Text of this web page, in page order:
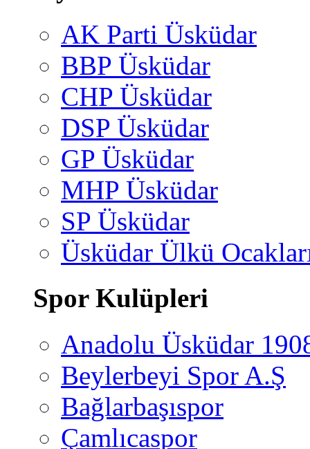
AK Parti Üsküdar
BBP Üsküdar
CHP Üsküdar
DSP Üsküdar
GP Üsküdar
MHP Üsküdar
SP Üsküdar
Üsküdar Ülkü
Spor Kulüpleri
Anadolu Üsküdar
Beylerbeyi Spor A.Ş
Bağlarbaşıspor
Çamlıcaspor